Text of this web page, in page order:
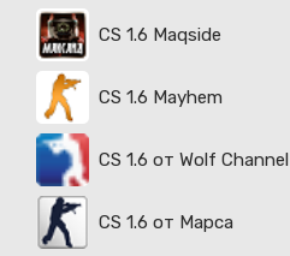
CS 1.6 Maqside
CS 1.6 Mayhem
CS 1.6 от Wolf Channel
CS 1.6 от Марса